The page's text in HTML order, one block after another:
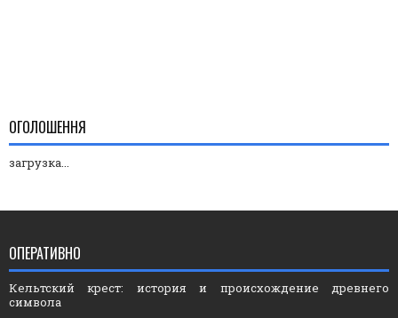
ОГОЛОШЕННЯ
загрузка...
ОПЕРАТИВНО
Кельтский крест: история и происхождение древнего
символа